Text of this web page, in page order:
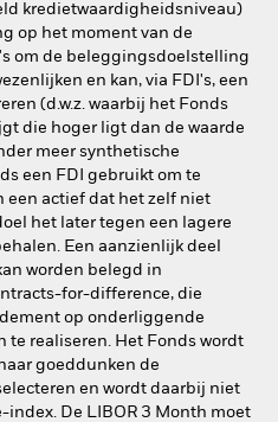
kredietwaardigheidsniveau)
op het moment van de
om de beleggingsdoelstelling
en kan, via FDI's, een
(d.w.z. waarbij het Fonds
die hoger ligt dan de waarde
meer synthetische
een FDI gebruikt om te
een actief dat het zelf niet
het later tegen een lagere
Een aanzienlijk deel
worden belegd in
for-difference, die
op onderliggende
te realiseren. Het Fonds wordt
goeddunken de
en wordt daarbij niet
De LIBOR 3 Month moet